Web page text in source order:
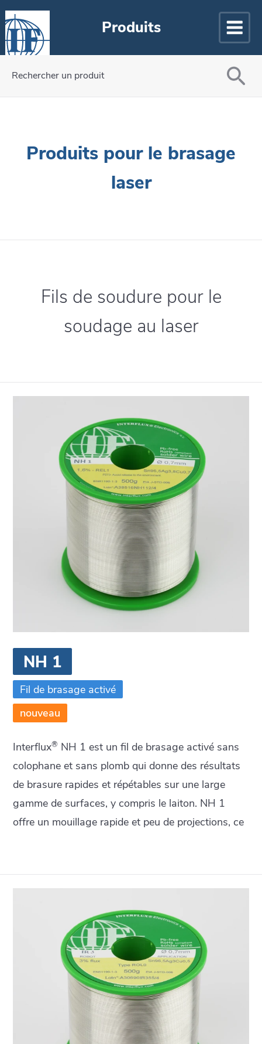
Produits
Rechercher un produit
Produits pour le brasage
laser
Fils de soudure pour le
soudage au laser
NH 1
Fil de brasage activé
nouveau
Interflux® NH 1 est un fil de brasage activé sans
colophane et sans plomb qui donne des résultats
de brasure rapides et répétables sur une large
gamme de surfaces, y compris le laiton. NH 1
offre un mouillage rapide et peu de projections, ce
brasage manuel normal.